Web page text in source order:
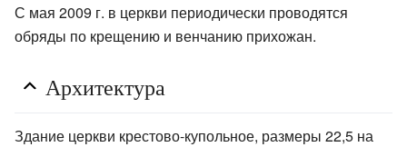
С мая 2009 г. в церкви периодически проводятся
обряды по крещению и венчанию прихожан.
Архитектура
Здание церкви крестово-купольное, размеры 22,5 на